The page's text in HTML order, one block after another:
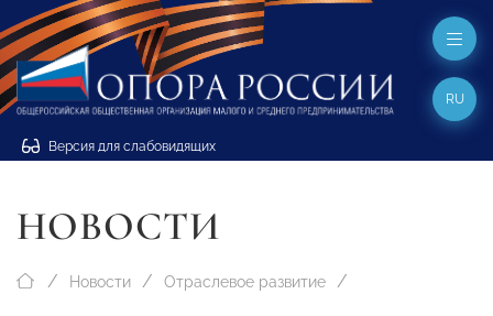
Версия для слабовидящих
RU
НОВОСТИ
Новости Отраслевое развитие